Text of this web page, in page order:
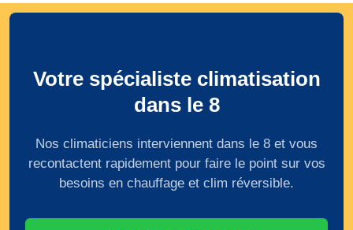
Votre spécialiste climatisation
dans le 8
Nos climaticiens interviennent dans le 8 et vous
recontactent rapidement pour faire le point sur vos
besoins en chauffage et clim réversible.